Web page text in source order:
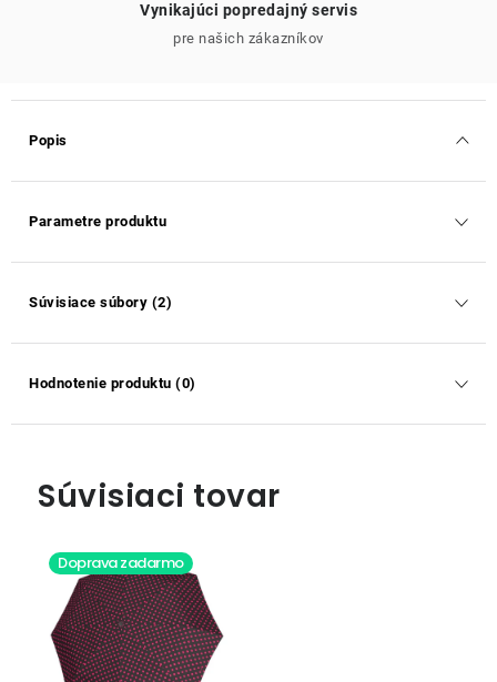
Vynikajúci popredajný servis
pre našich zákazníkov
Popis
Parametre produktu
Súvisiace súbory (2)
Hodnotenie produktu (0)
Súvisiaci tovar
Doprava zadarmo